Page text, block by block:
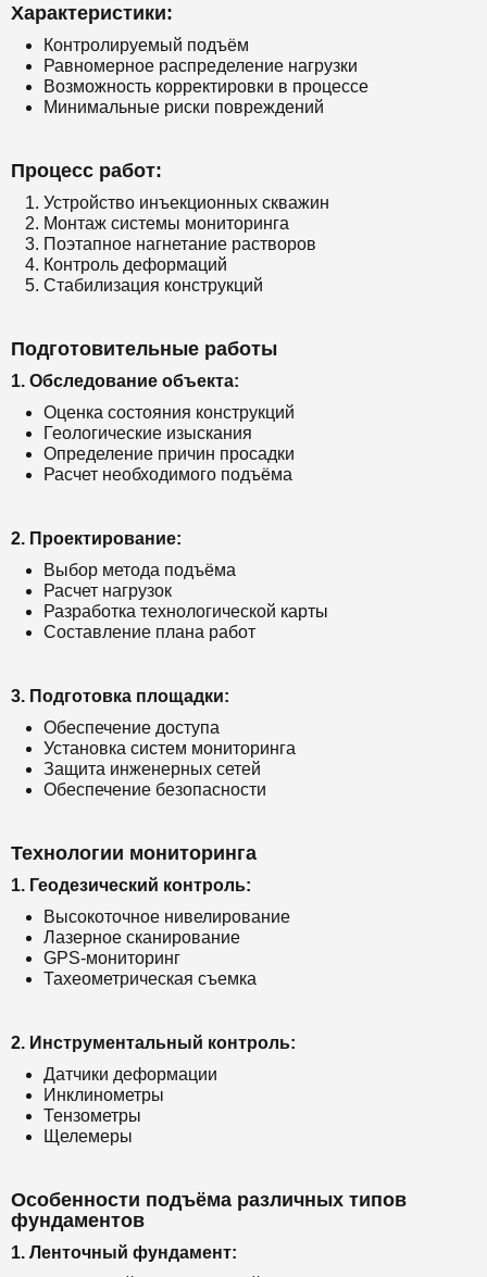
Характеристики:
Контролируемый подъём
Равномерное распределение нагрузки
Возможность корректировки в процессе
Минимальные риски повреждений
Процесс работ:
Устройство инъекционных скважин
Монтаж системы мониторинга
Поэтапное нагнетание растворов
Контроль деформаций
Стабилизация конструкций
Подготовительные работы
1. Обследование объекта:
Оценка состояния конструкций
Геологические изыскания
Определение причин просадки
Расчет необходимого подъёма
2. Проектирование:
Выбор метода подъёма
Расчет нагрузок
Разработка технологической карты
Составление плана работ
3. Подготовка площадки:
Обеспечение доступа
Установка систем мониторинга
Защита инженерных сетей
Обеспечение безопасности
Технологии мониторинга
1. Геодезический контроль:
Высокоточное нивелирование
Лазерное сканирование
GPS-мониторинг
Тахеометрическая съемка
2. Инструментальный контроль:
Датчики деформации
Инклинометры
Тензометры
Щелемеры
Особенности подъёма различных типов
фундаментов
1. Ленточный фундамент: